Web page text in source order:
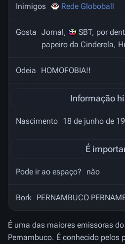
Inimigos Rede Globoball
Gosta Jornal,
SBT, por
papeiro da Cinderela,
Odeia HOMOFOBIA!!
Informação
Nascimento 18 de junho de
É
Pode ir ao espaço? não
Bork PERNAMBUCO
É uma das maiores emissoras
Pernambuco. É conhecido pelos